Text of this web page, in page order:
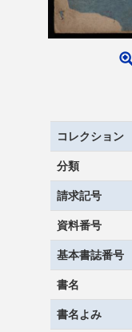
コレクション
分類
請求記号
資料番号
基本書誌番号
書名
書名よみ